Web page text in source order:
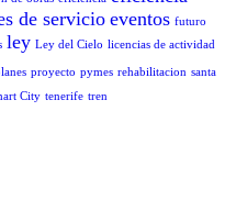
de servicio eventos futuro
ley Ley del Cielo licencias de actividad
proyecto pymes rehabilitacion santa
City tenerife tren